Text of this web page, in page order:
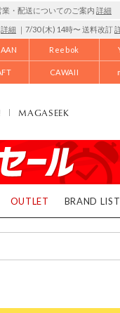
業・配送についてのご案内 詳細
詳細 ｜7/30 (木) 14時〜 送料改訂
Reebok
CAWAII
MAGASEEK
OUTLET BRAND LIST